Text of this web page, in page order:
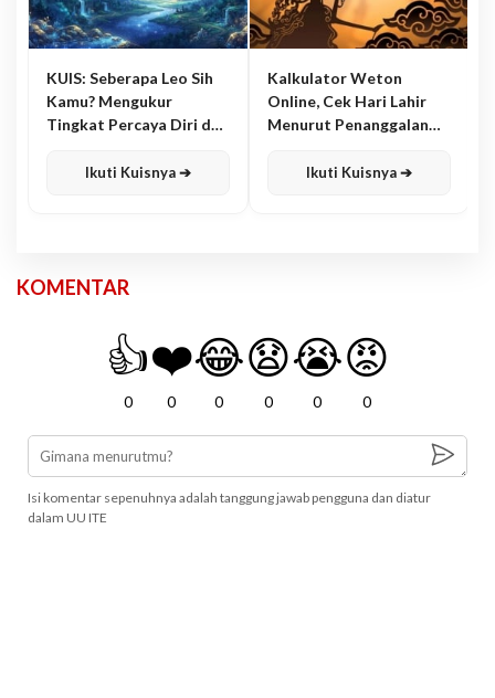
KUIS: Seberapa Leo Sih
Kamu? Mengukur
Tingkat Percaya Diri dan
Ikuti Kuisnya ➔
Kalkulator Weton
Online, Cek Hari Lahir
Menurut Penanggalan
Ikuti Kuisnya ➔
KOMENTAR
👍
0
❤️
0
😂
0
😧
0
😭
0
😡
0
Isi komentar sepenuhnya adalah tanggung jawab pengguna dan diatur
dalam UU ITE